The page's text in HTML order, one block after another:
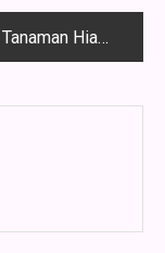
Tanaman Hias untuk Vertical Garden yang Cantik Mudah Dirawat